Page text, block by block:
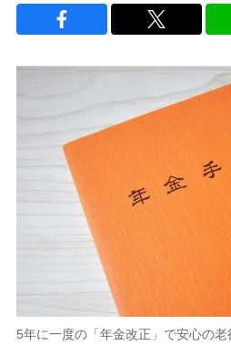
5年に一度の「年金改正」で安心の